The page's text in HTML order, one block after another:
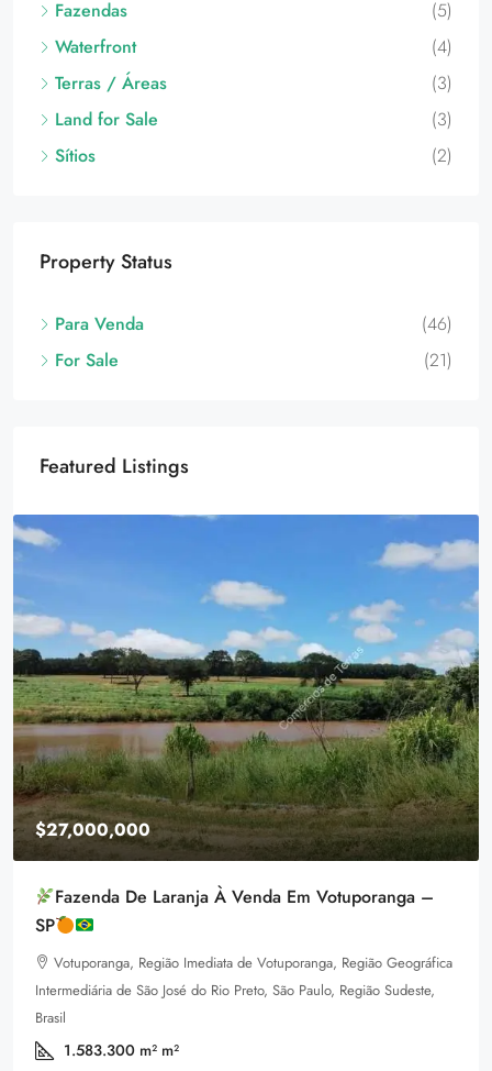
Fazendas
(5)
Waterfront
(4)
Terras / Áreas
(3)
Land for Sale
(3)
Sítios
(2)
Property Status
Para Venda
(46)
For Sale
(21)
Featured Listings
$27,000,000
Fazenda De Laranja À Venda Em Votuporanga –
SP
Votuporanga, Região Imediata de Votuporanga, Região Geográfica
Intermediária de São José do Rio Preto, São Paulo, Região Sudeste,
Brasil
1.583.300 m² m²